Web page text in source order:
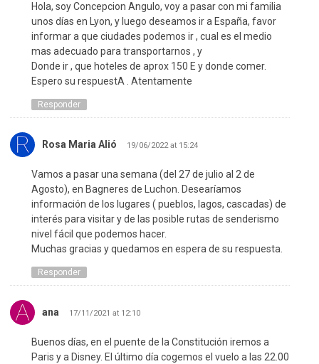
Hola, soy Concepcion Angulo, voy a pasar con mi familia
unos días en Lyon, y luego deseamos ir a España, favor
informar a que ciudades podemos ir , cual es el medio
mas adecuado para transportarnos , y
Donde ir , que hoteles de aprox 150 E y donde comer.
Espero su respuestA . Atentamente
Responder
Rosa Maria Alió 19/06/2022 at 15:24
Vamos a pasar una semana (del 27 de julio al 2 de
Agosto), en Bagneres de Luchon. Desearíamos
información de los lugares ( pueblos, lagos, cascadas) de
interés para visitar y de las posible rutas de senderismo
nivel fácil que podemos hacer.
Muchas gracias y quedamos en espera de su respuesta.
Responder
ana 17/11/2021 at 12:10
Buenos días, en el puente de la Constitución iremos a
Paris y a Disney. El último día cogemos el vuelo a las 22.00